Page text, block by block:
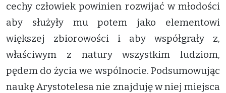
cechy człowiek powinien rozwijać w młodości
aby służyły mu potem jako elementowi
większej zbiorowości i aby współgrały z,
właściwym z natury wszystkim ludziom,
pędem do życia we wspólnocie. Podsumowując
naukę Arystotelesa nie znajduję w niej miejsca